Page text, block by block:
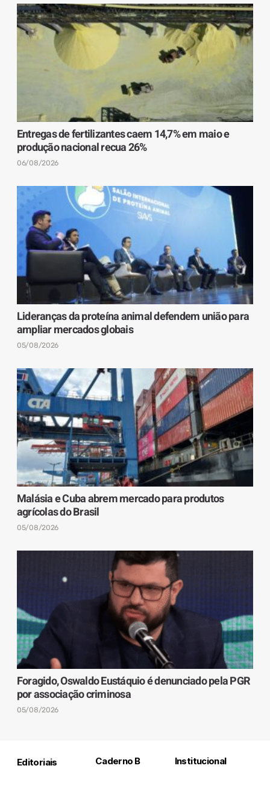
Entregas de fertilizantes caem 14,7% em maio e
produção nacional recua 26%
06/08/2026
Lideranças da proteína animal defendem união para
ampliar mercados globais
05/08/2026
Malásia e Cuba abrem mercado para produtos
agrícolas do Brasil
05/08/2026
Foragido, Oswaldo Eustáquio é denunciado pela PGR
por associação criminosa
05/08/2026
Editoriais Caderno B Institucional